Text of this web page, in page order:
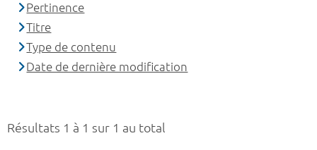
Résultats 1 à 1 sur 1 au total
Pertinence
Titre
Type de contenu
Date de dernière modification